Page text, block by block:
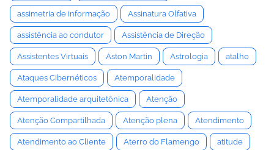
assimetria de informação Assinatura Olfativa
assistência ao condutor Assistência de Direção
Assistentes Virtuais Aston Martin Astrologia atalho
Ataques Cibernéticos Atemporalidade
Atemporalidade arquitetônica Atenção
Atenção Compartilhada Atenção plena Atendimento
Atendimento ao Cliente Aterro do Flamengo atitude